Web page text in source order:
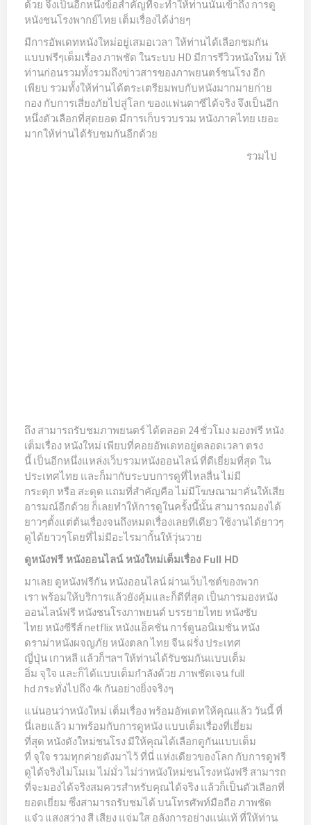
ด้วย จึงเป็นอีกหนึ่งข้อสำคัญที่จะทำให้ท่านนั้นเข้าถึง การดู
หนังชนโรงพากย์ไทย เต็มเรื่องได้ง่ายๆ
มีการอัพเดทหนังใหม่อยู่เสมอเวลา ให้ท่านได้เลือกชมกัน
แบบฟรีๆเต็มเรื่อง ภาพชัด ในระบบ HD มีการรีวิวหนังใหม่ ให้
ท่านก่อนรวมทั้งรวมถึงข่าวสารของภาพยนตร์ชนโรง อีก
เพียบ รวมทั้งให้ท่านได้ตระเตรียมพบกับหนังมากมายก่าย
กอง กับการเสี่ยงภัยไปสู่โลก ของแฟนตาซีได้จริง จึงเป็นอีก
หนึ่งตัวเลือกที่สุดยอด มีการเก็บรวบรวม หนังภาคไทย เยอะ
มากให้ท่านได้รับชมกันอีกด้วย
รวมไป
ถึง สามารถรับชมภาพยนตร์ ได้ตลอด 24 ชั่วโมง มองฟรี หนัง
เต็มเรื่อง หนังใหม่ เพียบที่คอยอัพเดทอยู่ตลอดเวลา ตรง
นี้ เป็นอีกหนึ่งแหล่งเว็บรวมหนังออนไลน์ ที่ดีเยี่ยมที่สุด ใน
ประเทศไทย และก็มากับระบบการดูที่ไหลลื่น ไม่มี
กระตุก หรือ สะดุด แถมที่สำคัญคือ ไม่มีโฆษณามาคั่นให้เสีย
อารมณ์อีกด้วย ก็เลยทำให้การดูในครั้งนี้นั้น สามารถมองได้
ยาวๆตั้งแต่ต้นเรื่องจนถึงหมดเรื่องเลยทีเดียว ใช้งานได้ยาวๆ
ดูได้ยาวๆโดยที่ไม่มีอะไรมากั้นให้วุ่นวาย
ดูหนังฟรี หนังออนไลน์ หนังใหม่เต็มเรื่อง Full HD
มาเลย ดูหนังฟรีกัน หนังออนไลน์ ผ่านเว็บไซต์ของพวก
เรา พร้อมให้บริการแล้วยังคุ้มและก็ดีที่สุด เป็นการมองหนัง
ออนไลน์ฟรี หนังชนโรงภาพยนต์ บรรยายไทย หนังซับ
ไทย หนังซีรีส์ netflix หนังแอ็คชั่น การ์ตูนอนิเมชั่น หนัง
ดราม่าหนังผจญภัย หนังตลก ไทย จีน ฝรั่ง ประเทศ
ญี่ปุ่น เกาหลี แล้วก็ฯลฯ ให้ท่านได้รับชมกันแบบเต็ม
อิ่ม จุใจ และก็ได้แบบเต็มกำลังด้วย ภาพชัดเจน full
hd กระทั่งไปถึง 4k กันอย่างยิ่งจริงๆ
แน่นอนว่าหนังใหม่ เต็มเรื่อง พร้อมอัพเดทให้คุณแล้ว วันนี้ ที่
นี่เลยแล้ว มาพร้อมกับการดูหนัง แบบเต็มเรื่องที่เยี่ยม
ที่สุด หนังดังใหม่ชนโรง มีให้คุณได้เลือกดูกันแบบเต็ม
ที่ จุใจ รวมทุกค่ายดังมาไว้ ที่นี่ แห่งเดียวของโลก กับการดูฟรี
ดูได้จริงไม่โมเม ไม่มั่ว ไม่ว่าหนังใหม่ชนโรงหนังฟรี สามารถ
ที่จะมองได้จริงสมควรสำหรับคุณได้จริง แล้วก็เป็นตัวเลือกที่
ยอดเยี่ยม ซึ่งสามารถรับชมได้ บนโทรศัพท์มือถือ ภาพชัด
แจ๋ว แสงสว่าง สี เสียง แจ่มใส อลังการอย่างแน่แท้ ที่ให้ท่าน